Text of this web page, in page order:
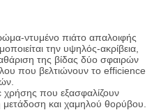
ντυμένο πιάτο απαλοιφής
την υψηλός-ακρίβεια,
της βίδας δύο σφαιρών
που βελτιώνουν το efficience
που εξασφαλίζουν
και χαμηλού θορύβου.